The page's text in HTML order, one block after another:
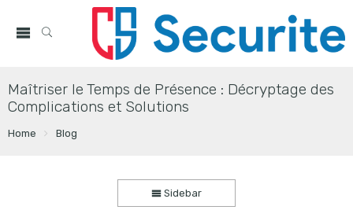
Maîtriser le Temps de Présence : Décryptage des
Complications et Solutions
Home Blog
Sidebar